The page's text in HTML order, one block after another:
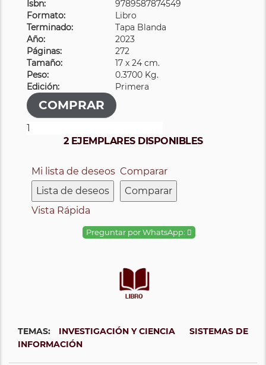
Isbn:
9789587874549
Formato:
Libro
Terminado:
Tapa Blanda
Año:
2023
Páginas:
272
Tamaño:
17 x 24 cm.
Peso:
0.3700 Kg.
Edición:
Primera
2 EJEMPLARES DISPONIBLES
Mi lista de deseos
Lista de deseos
Comparar
Comparar
Vista Rápida
Preguntar por WhatsApp:
TEMAS: INVESTIGACIÓN Y CIENCIA
SISTEMAS DE
INFORMACIÓN